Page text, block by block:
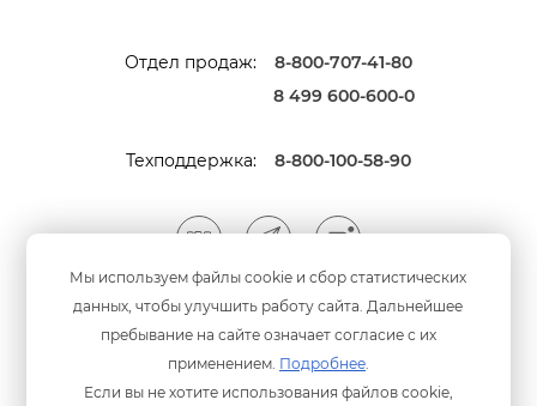
Мы используем файлы cookie и сбор статистических
данных, чтобы улучшить работу сайта. Дальнейшее
пребывание на сайте означает согласие с их
применением. Подробнее.
Если вы не хотите использования файлов cookie,
Отдел продаж:
8-800-707-41-80
8 499 600-600-0
Техподдержка: 8-800-100-58-90
Мы принимаем оплату
анковскими картами